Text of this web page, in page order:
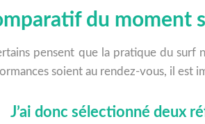
du moment
pensent que la pratique du surf
soient au rendez-vous, il est
J’ai donc sélectionné deux